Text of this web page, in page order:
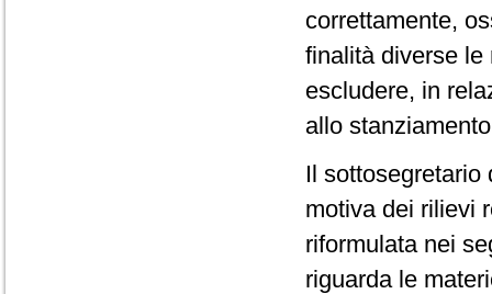
correttamente,
finalità diverse le
escludere, in
allo
Il
motiva dei rilievi
riformulata nei
riguarda le